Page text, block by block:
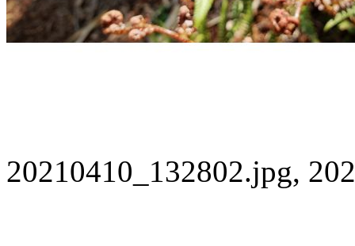
20210410_132802.jpg,